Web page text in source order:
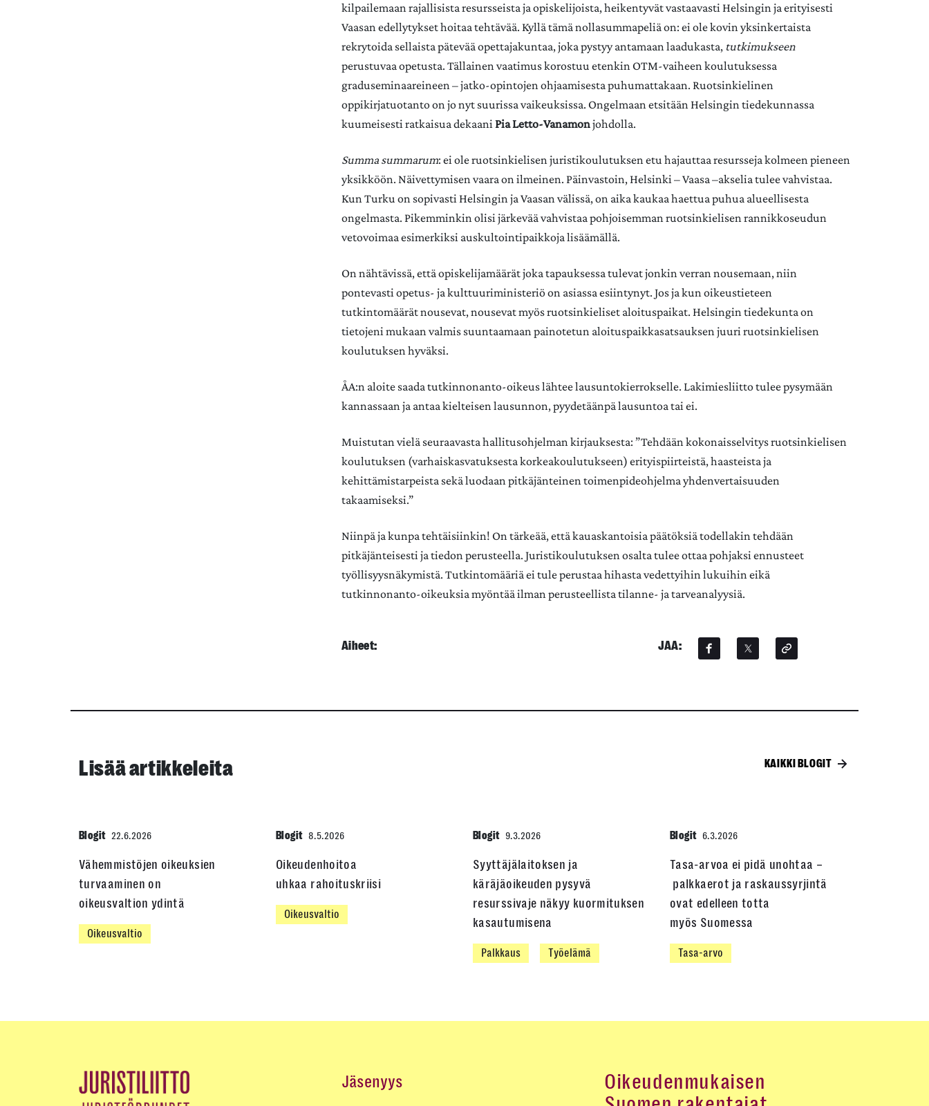
kilpailemaan rajallisista resursseista ja opiskelijoista, heikentyvät vastaavasti Helsingin ja erityisesti
Vaasan edellytykset hoitaa tehtävää. Kyllä tämä nollasummapeliä on: ei ole kovin yksinkertaista
rekrytoida sellaista pätevää opettajakuntaa, joka pystyy antamaan laadukasta, tutkimukseen
perustuvaa opetusta. Tällainen vaatimus korostuu etenkin OTM-vaiheen koulutuksessa
graduseminaareineen – jatko-opintojen ohjaamisesta puhumattakaan. Ruotsinkielinen
oppikirjatuotanto on jo nyt suurissa vaikeuksissa. Ongelmaan etsitään Helsingin tiedekunnassa
kuumeisesti ratkaisua dekaaniPia Letto-Vanamonjohdolla.
Summa summarum: ei ole ruotsinkielisen juristikoulutuksen etu hajauttaa resursseja kolmeen pieneen
yksikköön. Näivettymisen vaara on ilmeinen. Päinvastoin, Helsinki – Vaasa –akselia tulee vahvistaa.
Kun Turku on sopivasti Helsingin ja Vaasan välissä, on aika kaukaa haettua puhua alueellisesta
ongelmasta. Pikemminkin olisi järkevää vahvistaa pohjoisemman ruotsinkielisen rannikkoseudun
vetovoimaa esimerkiksi auskultointipaikkoja lisäämällä.
On nähtävissä, että opiskelijamäärät joka tapauksessa tulevat jonkin verran nousemaan, niin
pontevasti opetus- ja kulttuuriministeriö on asiassa esiintynyt. Jos ja kun oikeustieteen
tutkintomäärät nousevat, nousevat myös ruotsinkieliset aloituspaikat. Helsingin tiedekunta on
tietojeni mukaan valmis suuntaamaan painotetun aloituspaikkasatsauksen juuri ruotsinkielisen
koulutuksen hyväksi.
ÅA:n aloite saada tutkinnonanto-oikeus lähtee lausuntokierrokselle. Lakimiesliitto tulee pysymään
kannassaan ja antaa kielteisen lausunnon, pyydetäänpä lausuntoa tai ei.
Muistutan vielä seuraavasta hallitusohjelman kirjauksesta: ”Tehdään kokonaisselvitys ruotsinkielisen
koulutuksen (varhaiskasvatuksesta korkeakoulutukseen) erityispiirteistä, haasteista ja
kehittämistarpeista sekä luodaan pitkäjänteinen toimenpideohjelma yhdenvertaisuuden
takaamiseksi.”
Niinpä ja kunpa tehtäisiinkin! On tärkeää, että kauaskantoisia päätöksiä todellakin tehdään
pitkäjänteisesti ja tiedon perusteella. Juristikoulutuksen osalta tulee ottaa pohjaksi ennusteet
työllisyysnäkymistä. Tutkintomääriä ei tule perustaa hihasta vedettyihin lukuihin eikä
tutkinnonanto-oikeuksia myöntää ilman perusteellista tilanne- ja tarveanalyysiä.
Aiheet: JAA:
Lisää artikkeleita KAIKKI BLOGIT
Blogit 22.6.2026
Vähemmistöjen oikeuksien
turvaaminen on
oikeusvaltion ydintä
Oikeusvaltio
Blogit 8.5.2026
Oikeudenhoitoa
uhkaa rahoituskriisi
Oikeusvaltio
Blogit 9.3.2026
Syyttäjälaitoksen ja
käräjäoikeuden pysyvä
resurssivaje näkyy kuormituksen
kasautumisena
Palkkaus Työelämä
Blogit 6.3.2026
Tasa-arvoa ei pidä unohtaa –
palkkaerot ja raskaussyrjintä
ovat edelleen totta
myös Suomessa
Tasa-arvo
Jäsenyys
Oikeudenmukaisen